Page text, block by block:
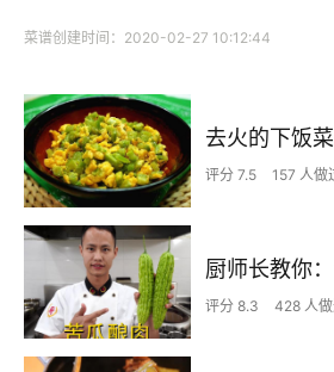
菜谱创建时间：2020-02-27 10:12:44
去火的下饭
评分 7.5 157 人做
评分 8.3 428 人